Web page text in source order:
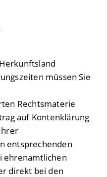
müssen Sie
Rechtsmaterie
auf Kontenklärung
entsprechenden
ehrenamtlichen
direkt bei den